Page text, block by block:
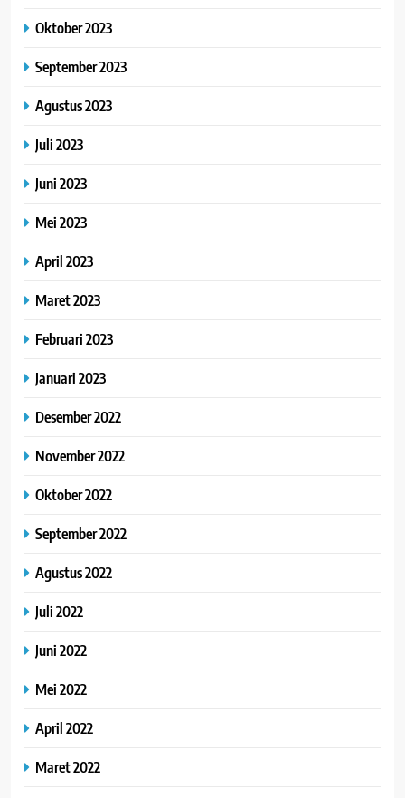
Oktober 2023
September 2023
Agustus 2023
Juli 2023
Juni 2023
Mei 2023
April 2023
Maret 2023
Februari 2023
Januari 2023
Desember 2022
November 2022
Oktober 2022
September 2022
Agustus 2022
Juli 2022
Juni 2022
Mei 2022
April 2022
Maret 2022